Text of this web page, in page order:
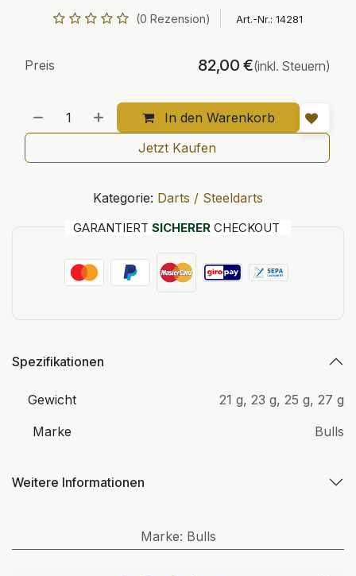
(0 Rezension) Art.-Nr.: 14281
In den Warenkorb
Preis 82,00 €(inkl. Steuern)
Jetzt Kaufen
Kategorie: Darts / Steeldarts
GARANTIERT SICHERER CHECKOUT
Spezifikationen
Gewicht 21 g, 23 g, 25 g, 27 g
Marke
Bulls
Weitere Informationen
Marke: Bulls